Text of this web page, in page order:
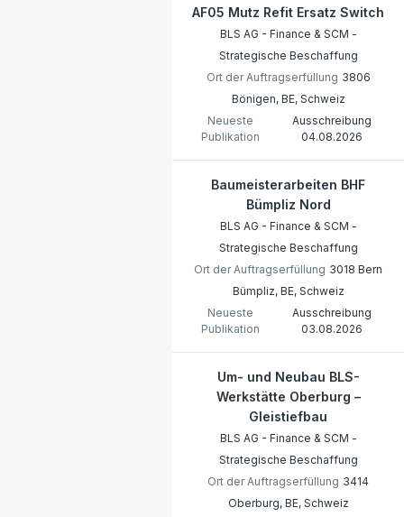
AF05 Mutz Refit Ersatz Switch
BLS AG - Finance & SCM -
Strategische Beschaffung
Ort der Auftragserfüllung 3806
Bönigen, BE, Schweiz
Neueste
Publikation
Ausschreibung
04.08.2026
Baumeisterarbeiten BHF
Bümpliz Nord
BLS AG - Finance & SCM -
Strategische Beschaffung
Ort der Auftragserfüllung 3018 Bern
Bümpliz, BE, Schweiz
Neueste
Publikation
Ausschreibung
03.08.2026
Um- und Neubau BLS-
Werkstätte Oberburg –
Gleistiefbau
BLS AG - Finance & SCM -
Strategische Beschaffung
Ort der Auftragserfüllung 3414
Oberburg, BE, Schweiz